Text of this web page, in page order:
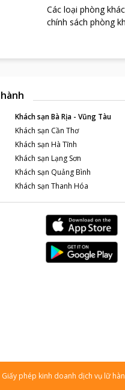
Các loại phòng
chính sách phòng
Khách sạnBà Rịa - Vũng Tàu
Khách sạn Cần Thơ
Khách sạn Hà Tĩnh
Khách sạn Lạng Sơn
Khách sạn Quảng Bình
Khách sạn Thanh Hóa
Giấy phép kinh doanh dịch vụ lữ